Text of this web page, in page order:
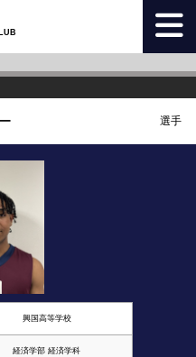
選手
興国高等学校
経済学部 経済学科